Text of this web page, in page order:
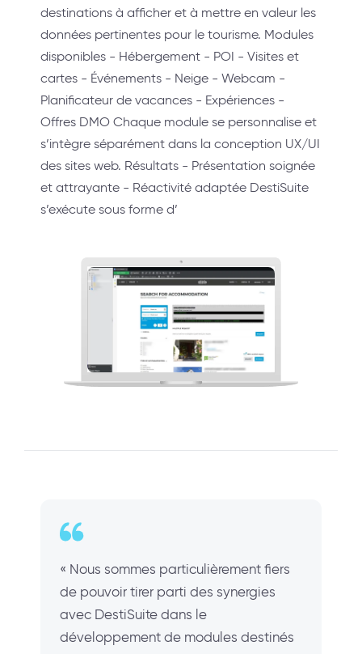
destinations à afficher et à mettre en valeur les
données pertinentes pour le tourisme. Modules
disponibles - Hébergement - POI - Visites et
cartes - Événements - Neige - Webcam -
Planificateur de vacances - Expériences -
Offres DMO Chaque module se personnalise et
s’intègre séparément dans la conception UX/UI
des sites web. Résultats - Présentation soignée
et attrayante - Réactivité adaptée DestiSuite
s’exécute sous forme d’
« Nous sommes particulièrement fiers
de pouvoir tirer parti des synergies
avec DestiSuite dans le
développement de modules destinés